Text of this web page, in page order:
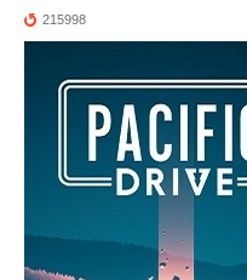
215998